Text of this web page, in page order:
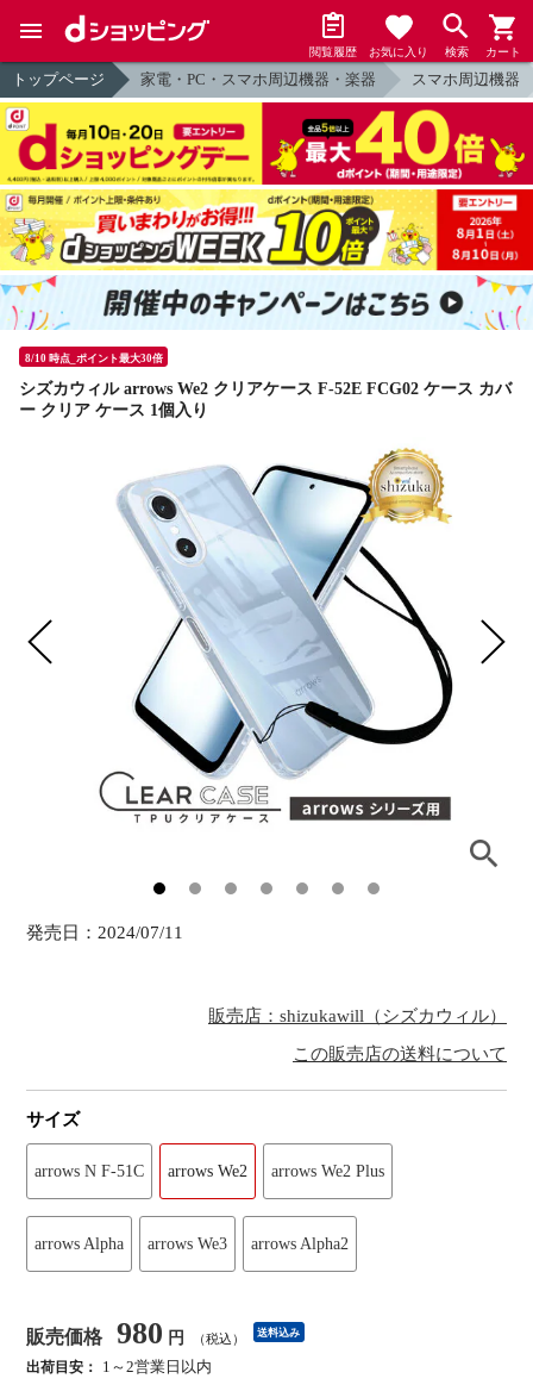
閲覧履歴 お気に入り 検索 カート
トップページ 家電・PC・スマホ周辺機器・楽器 スマホ周辺機器
8/10 時点_ポイント最大30倍
シズカウィル arrows We2 クリアケース F-52E FCG02 ケース カバ
ー クリア ケース 1個入り
発売日： 2024/07/11
販売店：shizukawill（シズカウィル）
この販売店の送料について
サイズ
arrows N F-51C arrows We2 arrows We2 Plus
arrows Alpha arrows We3 arrows Alpha2
販売価格 980 円 （税込） 送料込み
出荷目安：
1～2営業日以内